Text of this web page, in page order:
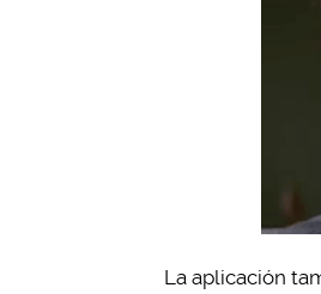
La aplicación